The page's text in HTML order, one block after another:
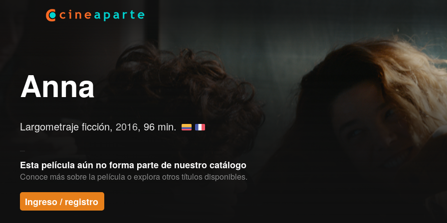
Anna
Largometraje ficción, 2016, 96 min.
Esta película aún no forma parte de nuestro catálogo
Conoce más sobre la película o explora otros títulos disponibles.
Ingreso / registro